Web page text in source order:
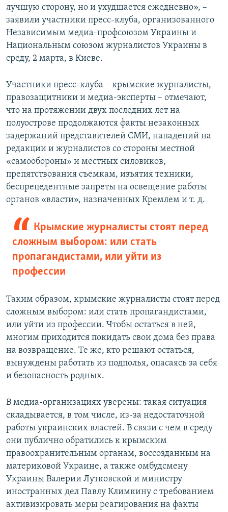
лучшую сторону, но и ухудшается ежедневно», –
заявили участники пресс-клуба, организованного
Независимым медиа-профсоюзом Украины и
Национальным союзом журналистов Украины в
среду, 2 марта, в Киеве.
Участники пресс-клуба – крымские журналисты,
правозащитники и медиа-эксперты – отмечают,
что на протяжении двух последних лет на
полуострове продолжаются факты незаконных
задержаний представителей СМИ, нападений на
редакции и журналистов со стороны местной
«самообороны» и местных силовиков,
препятствования съемкам, изъятия техники,
беспрецедентные запреты на освещение работы
органов «власти», назначенных Кремлем и т. д.
Крымские журналисты стоят перед
сложным выбором: или стать
пропагандистами, или уйти из
профессии
Таким образом, крымские журналисты стоят перед
сложным выбором: или стать пропагандистами,
или уйти из профессии. Чтобы остаться в ней,
многим приходится покидать свои дома без права
на возвращение. Те же, кто решают остаться,
вынуждены работать из подполья, опасаясь за себя
и безопасность родных.
В медиа-организациях уверены: такая ситуация
складывается, в том числе, из-за недостаточной
работы украинских властей. В связи с чем в среду
они публично обратились к крымским
правоохранительным органам, воссозданным на
материковой Украине, а также омбудсмену
Украины Валерии Лутковской и министру
иностранных дел Павлу Климкину с требованием
активизировать меры реагирования на факты